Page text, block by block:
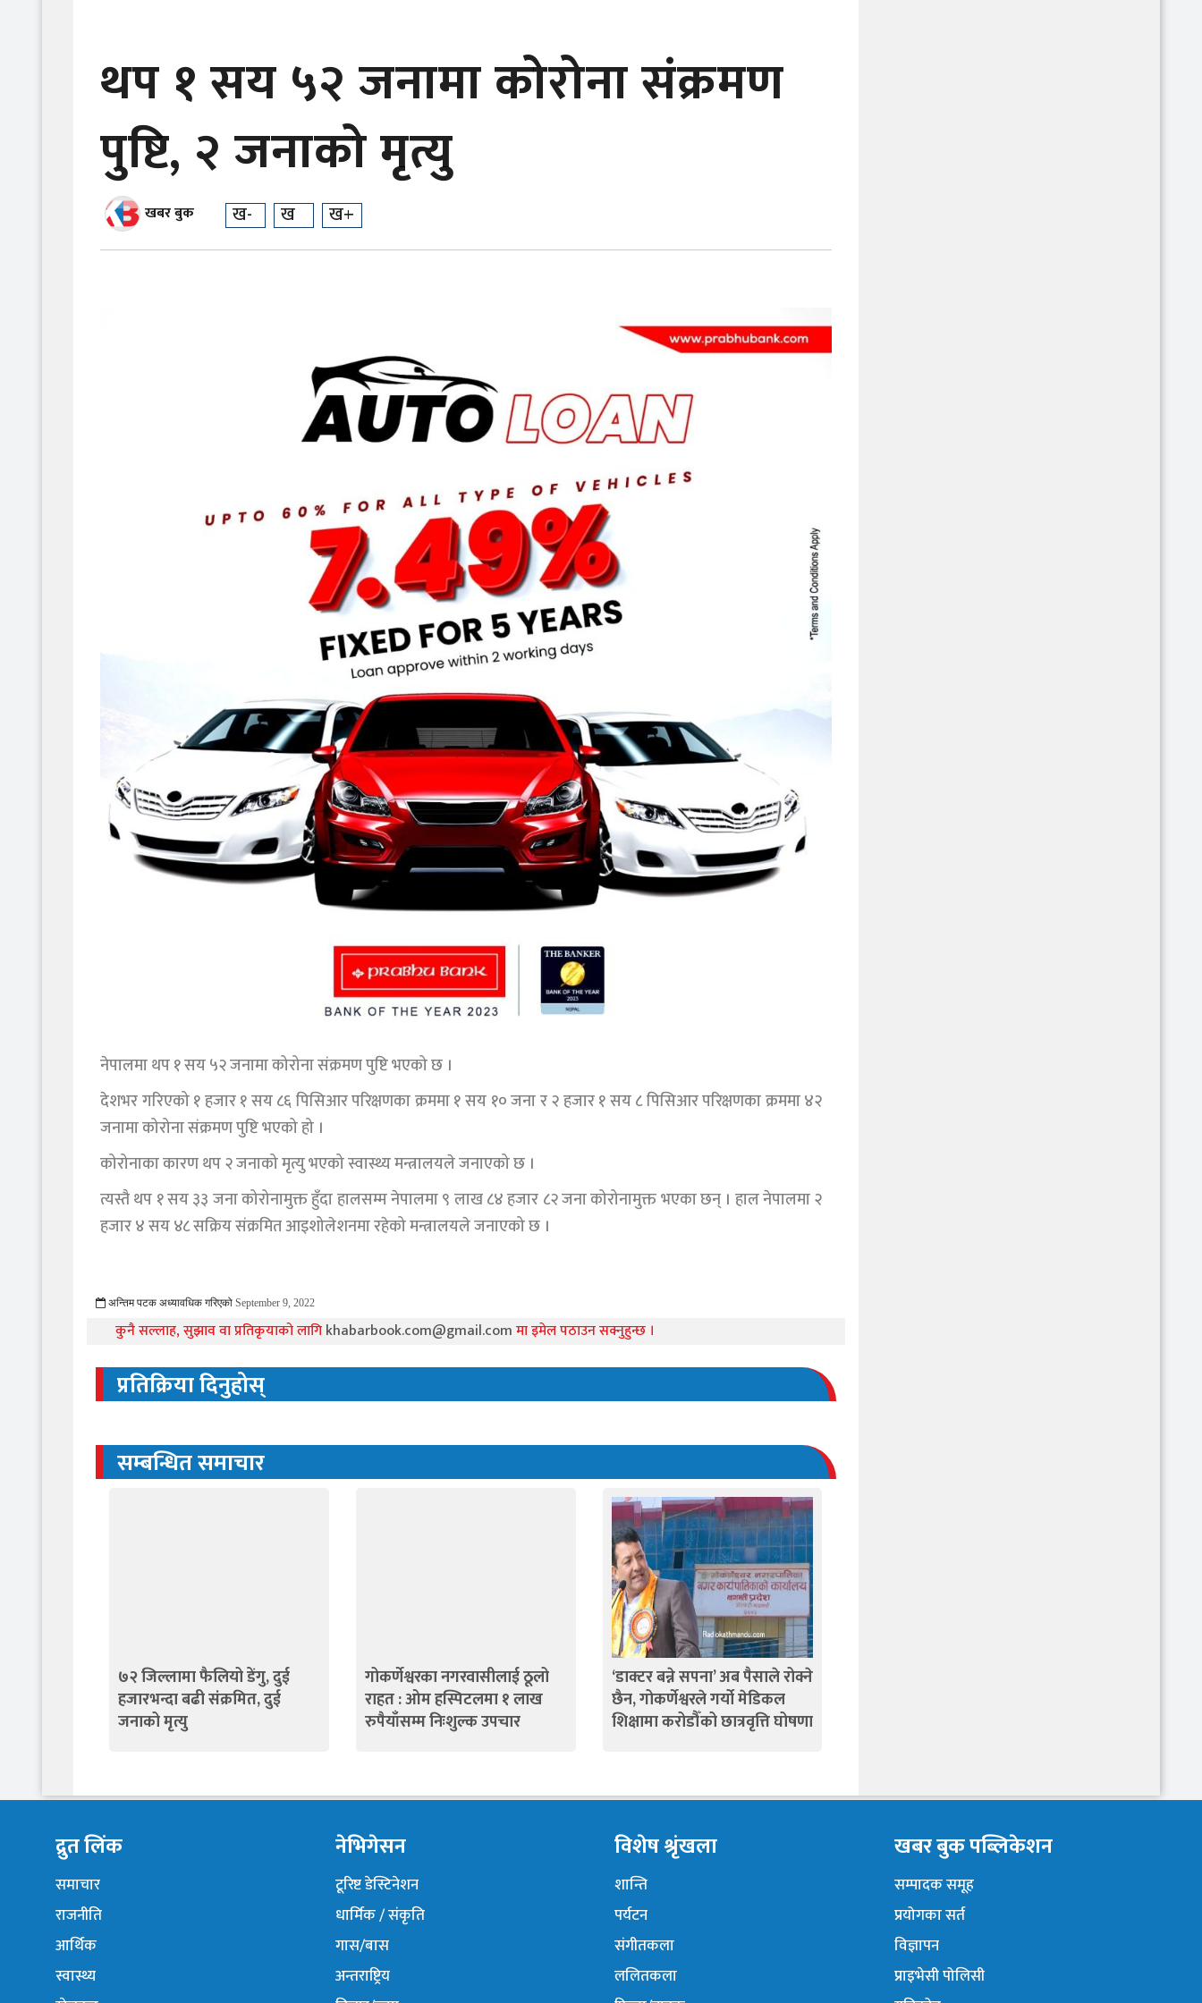
थप १ सय ५२ जनामा कोरोना संक्रमण
पुष्टि, २ जनाको मृत्यु
खबर बुक ख- ख ख+
नेपालमा थप १ सय ५२ जनामा कोरोना संक्रमण पुष्टि भएको छ ।
देशभर गरिएको १ हजार १ सय ८६ पिसिआर परिक्षणका क्रममा १ सय १० जना र २ हजार १ सय ८ पिसिआर परिक्षणका क्रममा ४२
जनामा कोरोना संक्रमण पुष्टि भएको हो ।
कोरोनाका कारण थप २ जनाको मृत्यु भएको स्वास्थ्य मन्त्रालयले जनाएको छ ।
त्यस्तै थप १ सय ३३ जना कोरोनामुक्त हुँदा हालसम्म नेपालमा ९ लाख ८४ हजार ८२ जना कोरोनामुक्त भएका छन् । हाल नेपालमा २
हजार ४ सय ४८ सक्रिय संक्रमित आइशोलेशनमा रहेको मन्त्रालयले जनाएको छ ।
अन्तिम पटक अध्यावधिक गरिएको September 9, 2022
कुनै सल्लाह, सुझाव वा प्रतिकृयाको लागिkhabarbook.com@gmail.comमा इमेल पठाउन सक्नुहुन्छ ।
प्रतिक्रिया दिनुहोस्
सम्बन्धित समाचार
७२ जिल्लामा फैलियो डेंगु, दुई
हजारभन्दा बढी संक्रमित, दुई
जनाको मृत्यु
गोकर्णेश्वरका नगरवासीलाई ठूलो
राहत : ओम हस्पिटलमा १ लाख
रुपैयाँसम्म निःशुल्क उपचार
‘डाक्टर बन्ने सपना’ अब पैसाले रोक्ने
छैन, गोकर्णेश्वरले गर्यो मेडिकल
शिक्षामा करोडौँको छात्रवृत्ति घोषणा
द्रुत लिंक
समाचार
राजनीति
आर्थिक
स्वास्थ्य
नेभिगेसन
टूरिष्ट डेस्टिनेशन
धार्मिक / संकृति
गास/बास
अन्तराष्ट्रिय
विशेष श्रृंखला
शान्ति
पर्यटन
संगीतकला
ललितकला
खबर बुक पब्लिकेशन
सम्पादक समूह
प्रयोगका सर्त
विज्ञापन
प्राइभेसी पोलिसी